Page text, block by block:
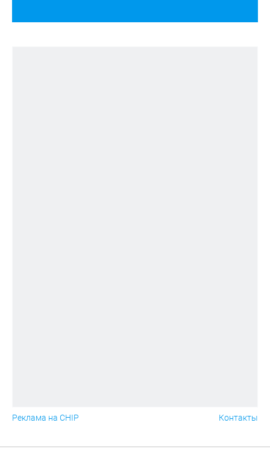
Реклама на CHIP Контакты